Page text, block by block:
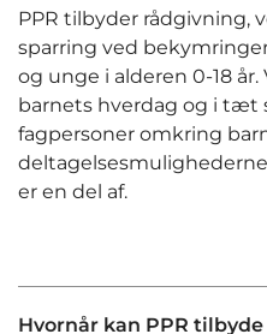
PPR tilbyder rådgivning,
sparring ved
og unge i alderen 0-18
barnets hverdag og i tæt
fagpersoner omkring
er en del af.
Hvornår kan PPR tilbyde